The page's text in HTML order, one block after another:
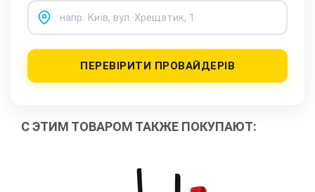
ПЕРЕВІРИТИ ПРОВАЙДЕРІВ
С ЭТИМ ТОВАРОМ ТАКЖЕ ПОКУПАЮТ: